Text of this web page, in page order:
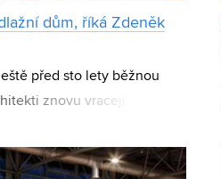
dům, říká Zdeněk
před sto lety běžnou
znovu vracejí.